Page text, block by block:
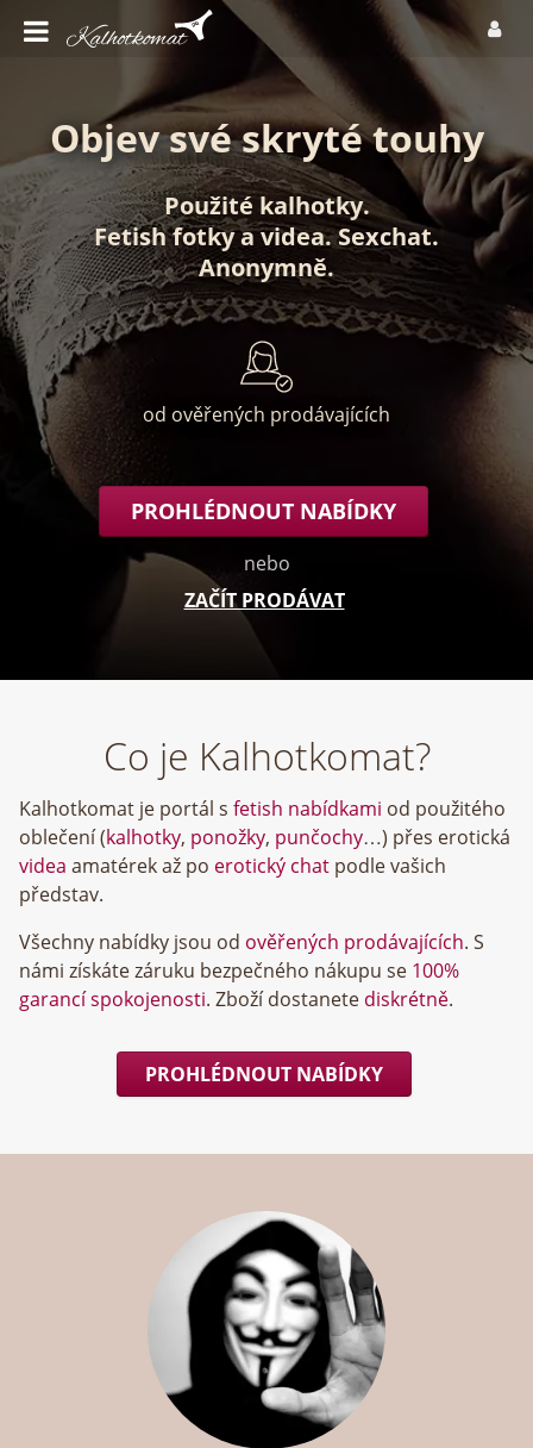
Objev své skryté touhy
Použité kalhotky.
Fetish fotkyavidea.Sexchat.
Anonymně.
od ověřených prodávajících
PROHLÉDNOUT NABÍDKY
nebo
ZAČÍT PRODÁVAT
Co je Kalhotkomat?
Kalhotkomat je portál s fetish nabídkami od použitého
oblečení (kalhotky, ponožky, punčochy…) přes erotická
videa amatérek až po erotický chat podle vašich
představ.
Všechny nabídky jsou od ověřených prodávajících. S
námi získáte záruku bezpečného nákupu se 100%
garancí spokojenosti. Zboží dostanete diskrétně.
PROHLÉDNOUT NABÍDKY